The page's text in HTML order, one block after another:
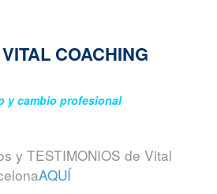
COACHING
y cambio profesional
y TESTIMONIOS de Vital
AQUÍ